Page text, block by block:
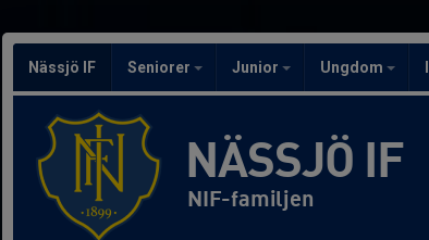
Nässjö IF Seniorer Junior Ungdom
NÄSSJÖ IF
NIF-familjen